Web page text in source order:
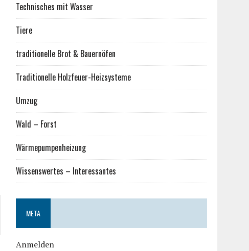
Technisches mit Wasser
Tiere
traditionelle Brot & Bauernöfen
Traditionelle Holzfeuer-Heizsysteme
Umzug
Wald – Forst
Wärmepumpenheizung
Wissenswertes – Interessantes
META
Anmelden